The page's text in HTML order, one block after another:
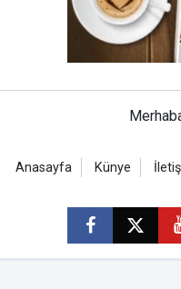
Anasayfa Künye